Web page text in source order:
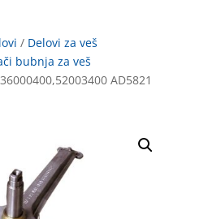
/ Delovi za veš
bubnja za veš
AD5821